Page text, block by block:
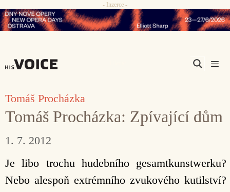
Přeskočit
na
- Inzerce -
Tomáš Procházka
Tomáš Procházka: Zpívající dům
1. 7. 2012
Je libo trochu hudebního gesamtkunstwerku?
Nebo alespoň extrémního zvukového kutilství?